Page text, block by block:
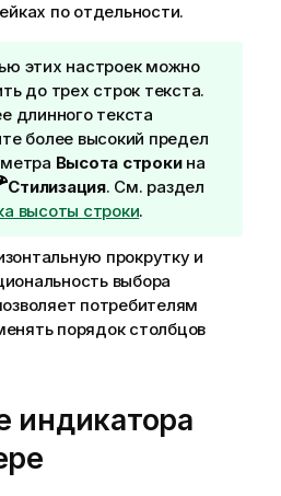
по отдельности.
этих настроек можно
до трех строк текста.
длинного текста
более высокий предел
Высота строкина
Стилизация. См. раздел
высоты строки.
прокрутку и
выбора
потребителям
порядок столбцов
индикатора